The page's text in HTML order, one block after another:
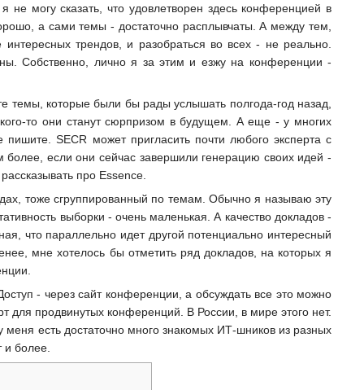
могу сказать, что удовлетворен здесь конференцией в
а сами темы - достаточно расплывчаты. А между тем,
трендов, и разобраться во всех - не реально.
Собственно, лично я за этим и езжу на конференции -
темы, которые были бы рады услышать полгода-год назад,
то они станут сюрпризом в будущем. А еще - у многих
SECR может пригласить почти любого эксперта с
если они сейчас завершили генерацию своих идей -
про Essence.
тоже сгруппированный по темам. Обычно я называю эту
выборки - очень маленькая. А качество докладов -
что параллельно идет другой потенциально интересный
мне хотелось бы отметить ряд докладов, на которых я
- через сайт конференции, а обсуждать все это можно
для продвинутых конференций. В России, в мире этого нет.
есть достаточно много знакомых ИТ-шников из разных
более.